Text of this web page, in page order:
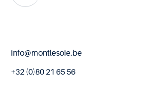
Fin
page
info@montlesoie.be
+32 (0)80 21 65 56